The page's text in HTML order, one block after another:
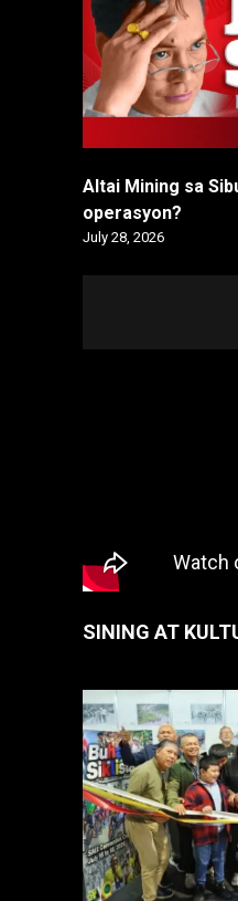
Altai Mining sa
operasyon?
July 28, 2026
SINING AT